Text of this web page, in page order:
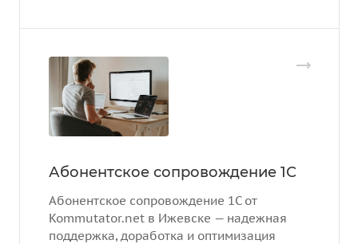
Абонентское сопровождение 1С
Абонентское сопровождение 1С от
Kommutator.net в Ижевске — надежная
поддержка, доработка и оптимизация